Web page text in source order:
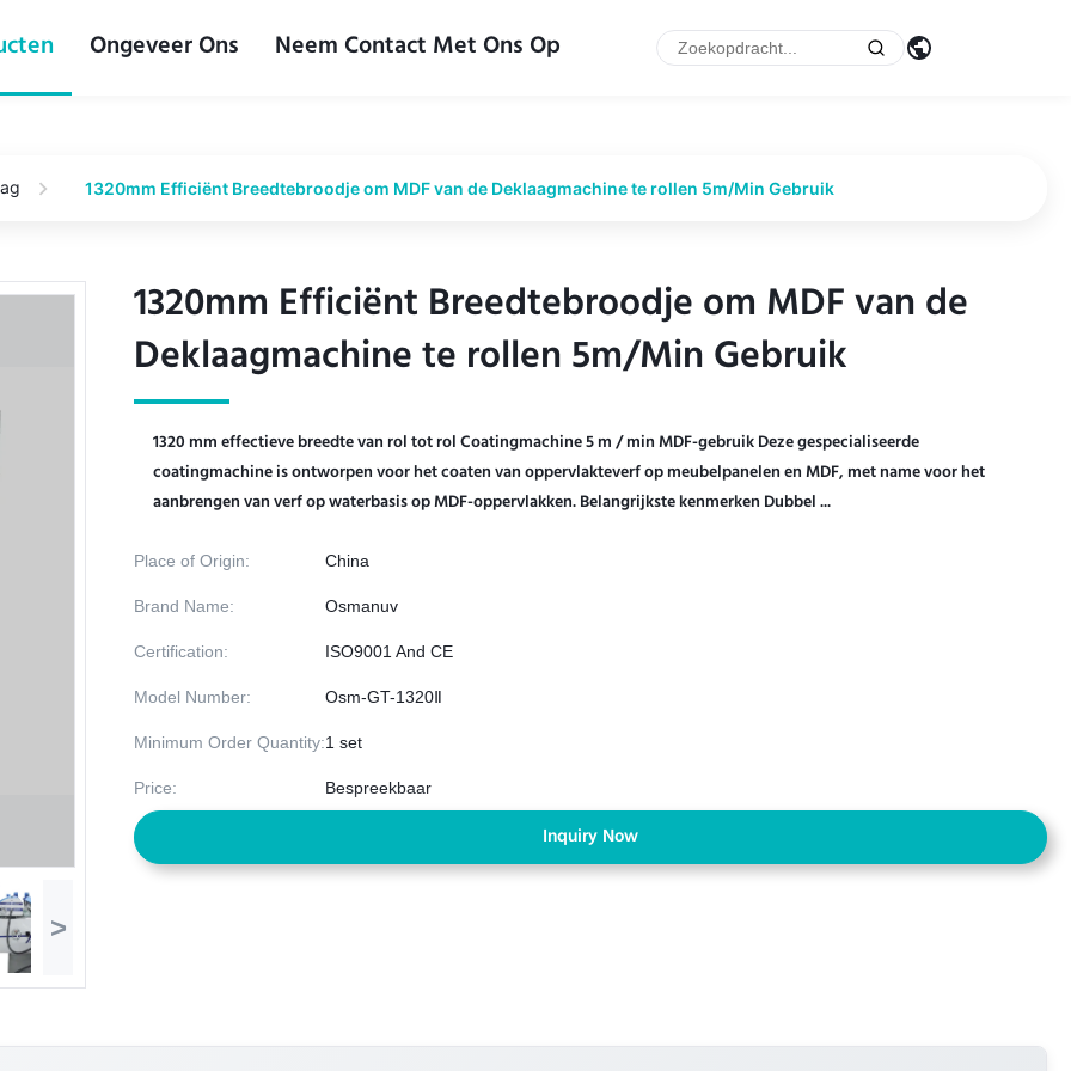
Ongeveer Ons Neem Contact Met Ons Op
1320mm Efficiënt Breedtebroodje om MDF van de Deklaagmachine te rollen 5m/Min Gebruik
>
1320mm Efficiënt Breedtebroodje om MDF van de
Deklaagmachine te rollen 5m/Min Gebruik
1320mm Efficiënt Breedtebroodje om MDF van de
Deklaagmachine te rollen 5m/Min Gebruik
1320 mm effectieve breedte van rol tot rol Coatingmachine 5 m / min MDF-gebruik Deze gespecialiseerde
coatingmachine is ontworpen voor het coaten van oppervlakteverf op meubelpanelen en MDF, met name voor het
aanbrengen van verf op waterbasis op MDF-oppervlakken. Belangrijkste kenmerken Dubbel ...
Place of Origin: China
Brand Name: Osmanuv
Certification: ISO9001 And CE
Model Number: Osm-GT-1320Ⅱ
Minimum Order Quantity:1 set
Price: Bespreekbaar
Inquiry Now